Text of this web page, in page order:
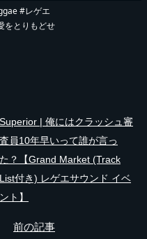
#レゲエ
をとりもどせ
Superior | 俺にはクラッシュ審
査員10年早いって誰が言っ
た？【Grand Market (Track
List付き) レゲエサウンド イベ
ント】
前の記事